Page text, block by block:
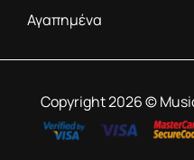
Αγαπημένα
Copyright 2026 ©